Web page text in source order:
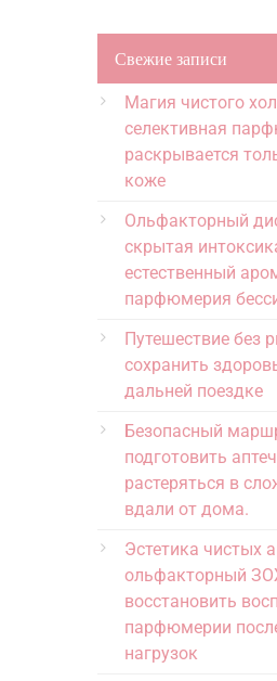
Свежие записи
Магия чистого
селективная
раскрывается
коже
Ольфакторный
скрытая
естественный
парфюмерия
Путешествие без
сохранить
дальней поездке
Безопасный
подготовить
растеряться в
вдали от дома.
Эстетика чистых
ольфакторный
восстановить
парфюмерии
нагрузок